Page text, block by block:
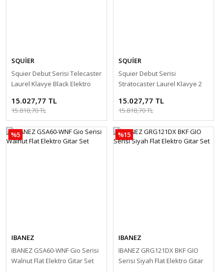
SQUİER
Squier Debut Serisi Telecaster
Laurel Klavye Black Elektro
15.027,77 TL
15.818,70 TL
SQUİER
Squier Debut Serisi
Stratocaster Laurel Klavye 2
Seti
15.027,77 TL
15.818,70 TL
%5
IBANEZ
IBANEZ GSA60-WNF Gio Serisi
Walnut Flat Elektro Gitar Set
%15
IBANEZ
IBANEZ GRG121DX BKF GIO
Serisi Siyah Flat Elektro Gitar